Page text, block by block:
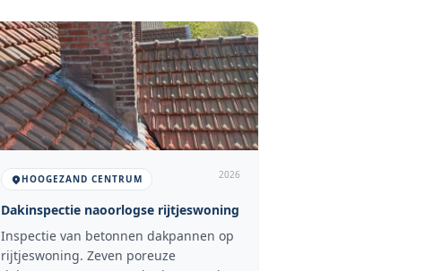
HOOGEZAND CENTRUM 2026
Dakinspectie naoorlogse rijtjeswoning
Inspectie van betonnen dakpannen op
rijtjeswoning. Zeven poreuze